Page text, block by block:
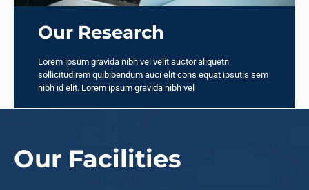
Our Research
Lorem ipsum gravida nibh vel velit auctor aliquetn
sollicitudirem quibibendum auci elit cons equat ipsutis sem
nibh id elit. Lorem ipsum gravida nibh vel
Our Facilities